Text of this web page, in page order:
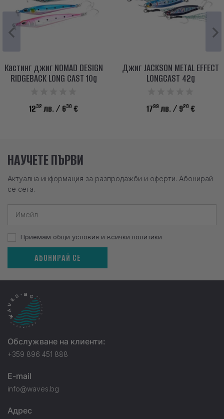
Кастинг джиг NOMAD DESIGN
RIDGEBACK LONG CAST 10g
1232 лв. / 630 €
Джиг JACKSON METAL EFFECT
LONGCAST 42g
1799 лв. / 920 €
НАУЧЕТЕ ПЪРВИ
Актуална информация за разпродажби и оферти. Абонирай
се сега.
Приемам общи условия и всички политики
АБОНИРАЙ СЕ
Обслужване на клиенти:
+359 896 451 888
E-mail
info@waves.bg
Адрес